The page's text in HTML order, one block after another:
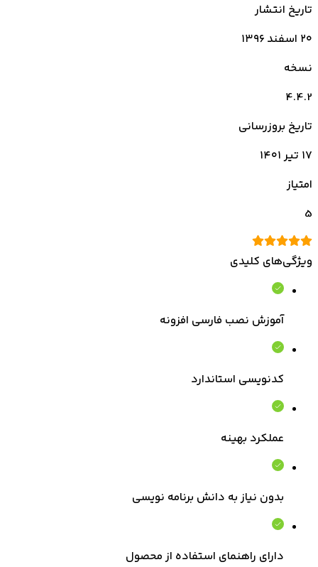
تاریخ انتشار
۲۰ اسفند ۱۳۹۶
نسخه
4.4.2
تاریخ بروزرسانی
۱۷ تیر ۱۴۰۱
امتیاز
5
ویژگی‌های کلیدی
آموزش نصب فارسی افزونه
کدنویسی استاندارد
عملکرد بهینه
بدون نیاز به دانش برنامه نویسی
دارای راهنمای استفاده از محصول